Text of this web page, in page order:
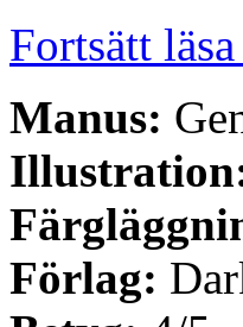
Fortsätt
Manus:
Förlag: